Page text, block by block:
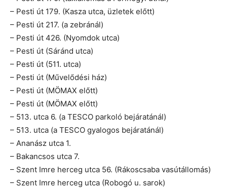
– Pesti út 179. (Kasza utca, üzletek előtt)
– Pesti út 217. (a zebránál)
– Pesti út 426. (Nyomdok utca)
– Pesti út (Sáránd utca)
– Pesti út (511. utca)
– Pesti út (Művelődési ház)
– Pesti út (MÖMAX előtt)
– Pesti út (MÖMAX előtt)
– 513. utca 6. (a TESCO parkoló bejáratánál)
– 513. utca (a TESCO gyalogos bejáratánál)
– Ananász utca 1.
– Bakancsos utca 7.
– Szent Imre herceg utca 56. (Rákoscsaba vasútállomás)
– Szent Imre herceg utca (Robogó u. sarok)